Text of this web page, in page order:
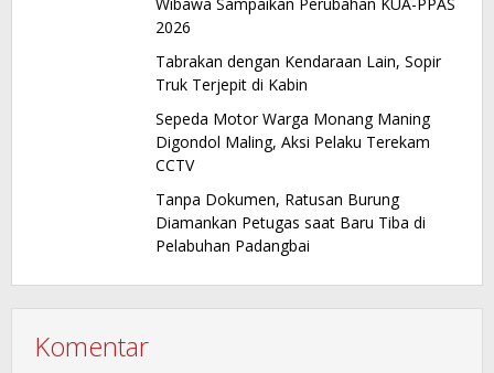
2026
Tabrakan dengan Kendaraan Lain, Sopir
Truk Terjepit di Kabin
Sepeda Motor Warga Monang Maning
Digondol Maling, Aksi Pelaku Terekam
CCTV
Tanpa Dokumen, Ratusan Burung
Diamankan Petugas saat Baru Tiba di
Pelabuhan Padangbai
Komentar